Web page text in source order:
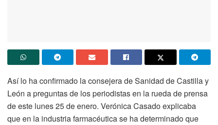
Así lo ha confirmado la consejera de Sanidad de Castilla y
León a preguntas de los periodistas en la rueda de prensa
de este lunes 25 de enero. Verónica Casado explicaba
que en la industria farmacéutica se ha determinado que